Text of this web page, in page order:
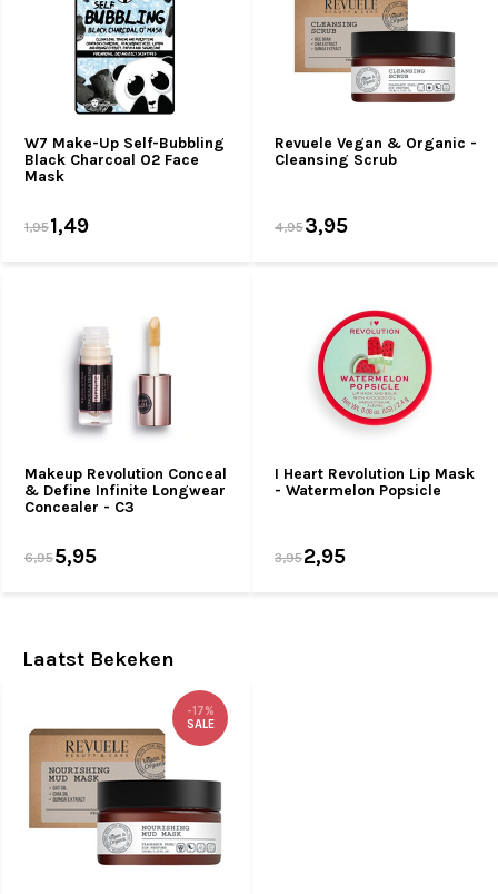
W7 Make-Up Self-Bubbling
Black Charcoal O2 Face
Mask
1,951,49
Revuele Vegan & Organic -
Cleansing Scrub
4,953,95
Makeup Revolution Conceal
& Define Infinite Longwear
Concealer - C3
6,955,95
I Heart Revolution Lip Mask
- Watermelon Popsicle
3,952,95
Laatst Bekeken
-17%
SALE